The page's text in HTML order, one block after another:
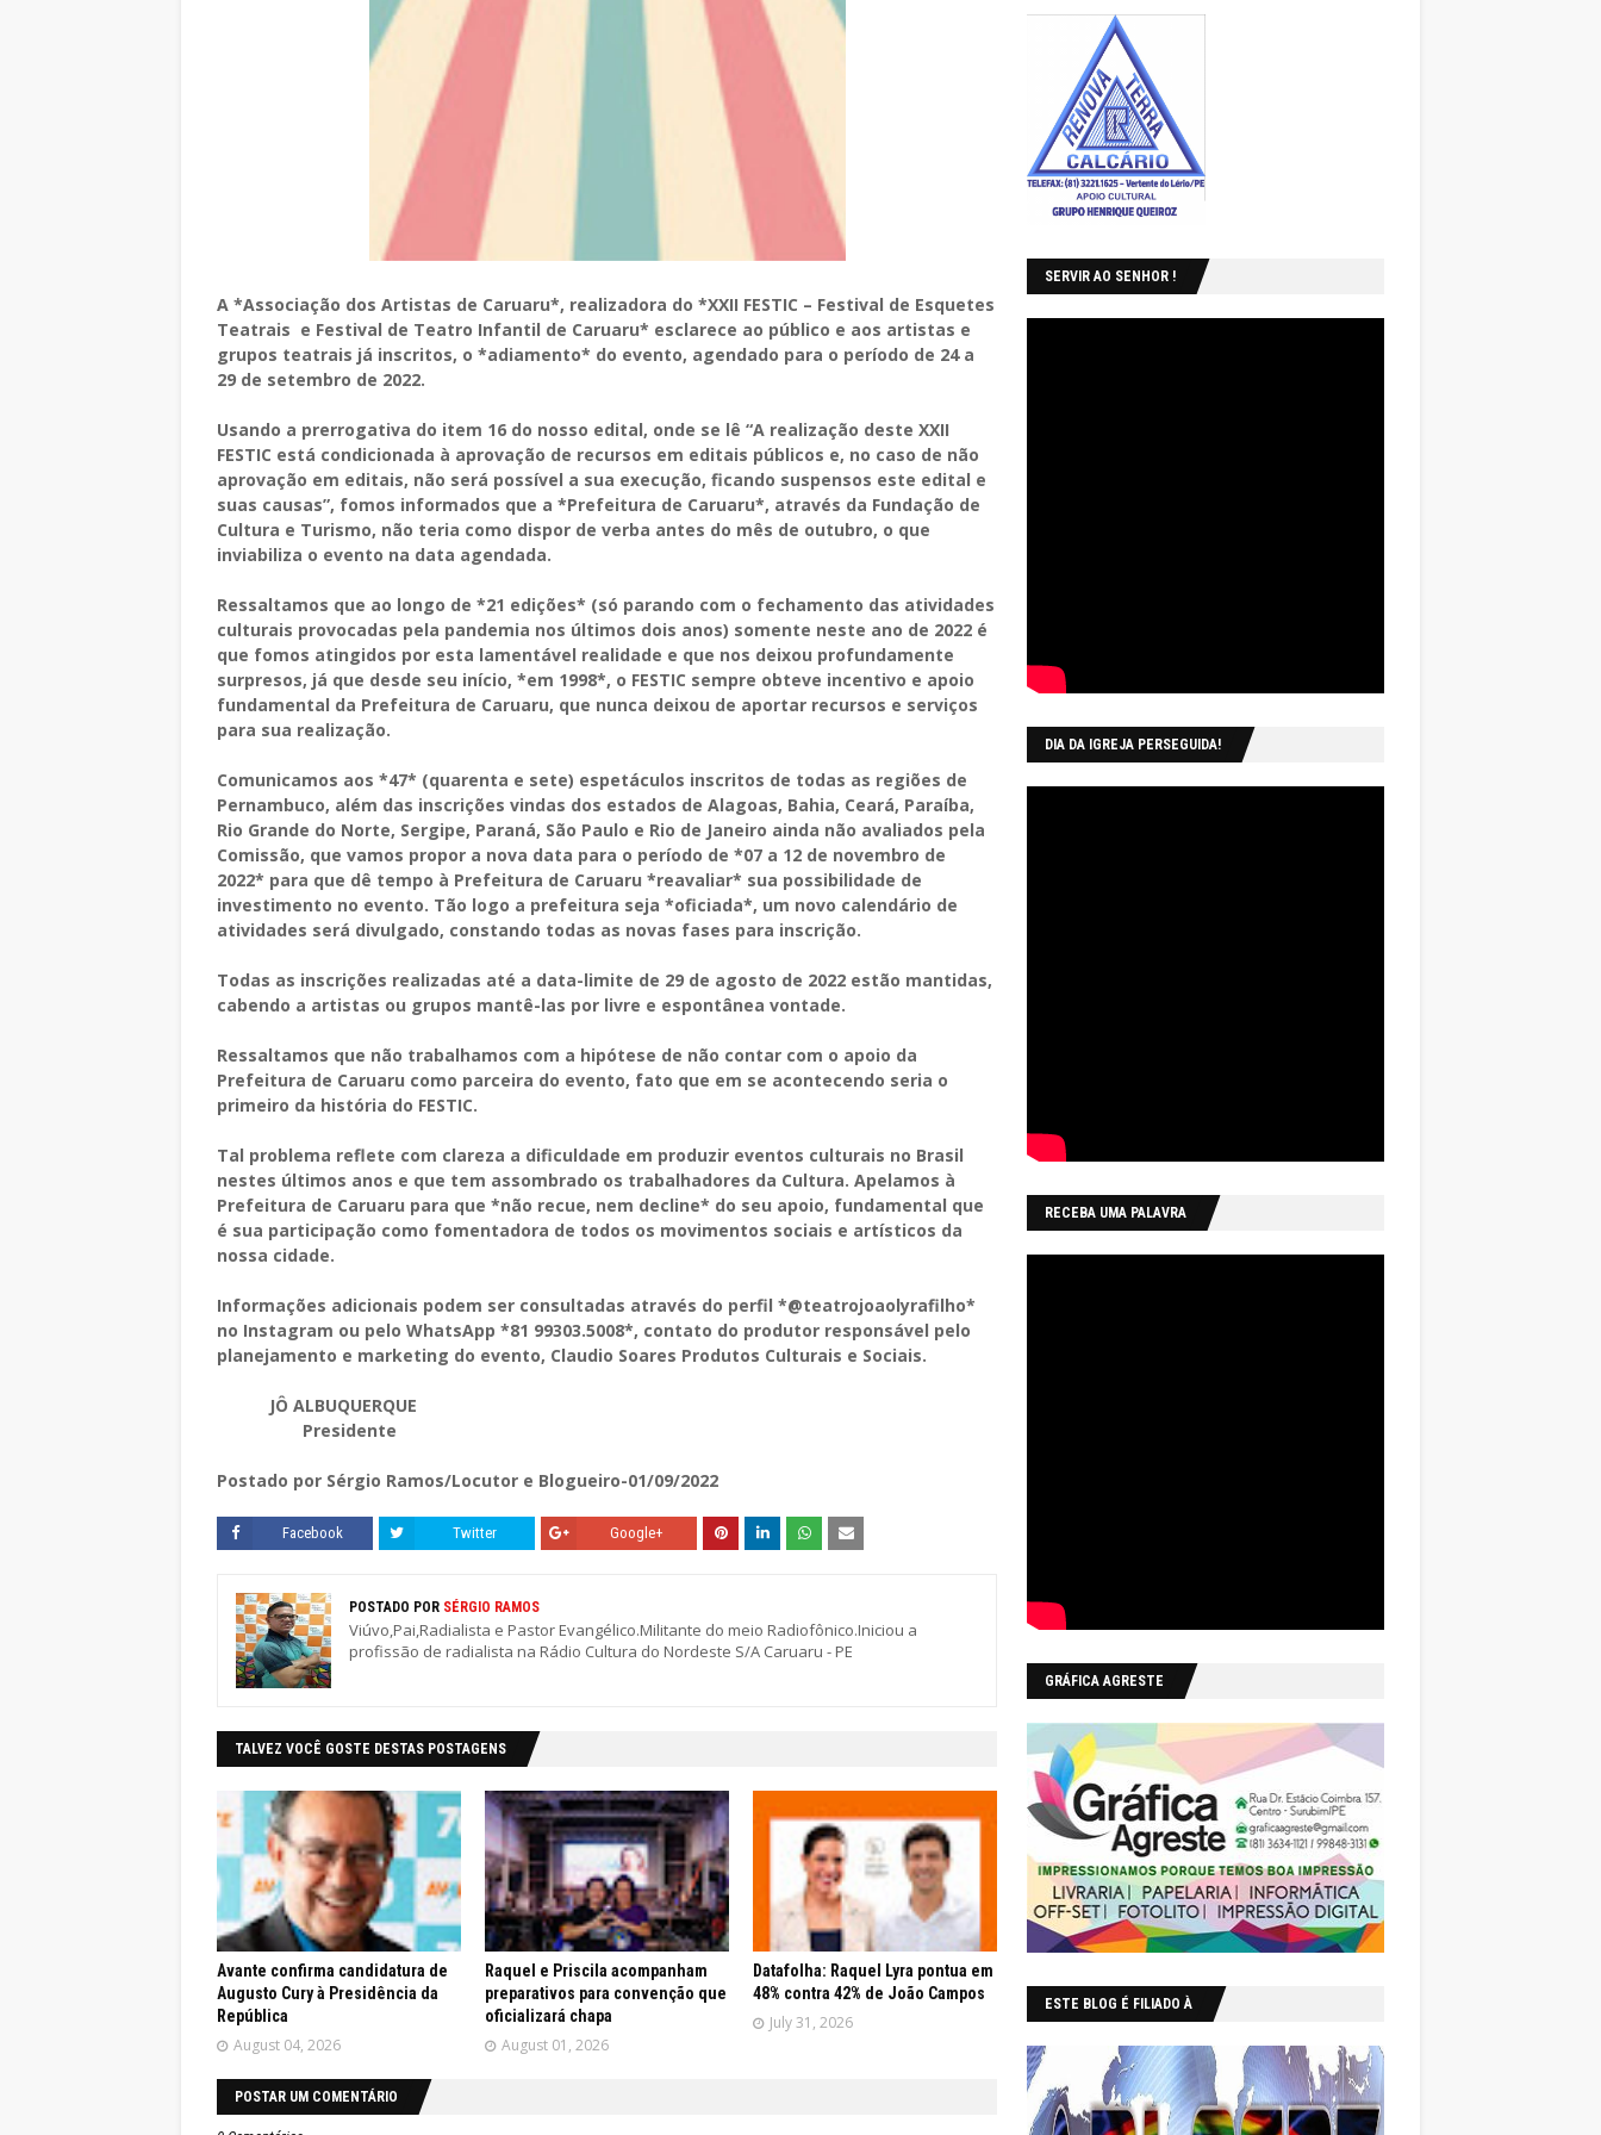
A *Associação dos Artistas de Caruaru*, realizadora do *XXII FESTIC – Festival de Esquetes
Teatrais e Festival de Teatro Infantil de Caruaru* esclarece ao público e aos artistas e
grupos teatrais já inscritos, o *adiamento* do evento, agendado para o período de 24 a
29 de setembro de 2022.
Usando a prerrogativa do item 16 do nosso edital, onde se lê “A realização deste XXII
FESTIC está condicionada à aprovação de recursos em editais públicos e, no caso de não
aprovação em editais, não será possível a sua execução, ficando suspensos este edital e
suas causas”, fomos informados que a *Prefeitura de Caruaru*, através da Fundação de
Cultura e Turismo, não teria como dispor de verba antes do mês de outubro, o que
inviabiliza o evento na data agendada.
Ressaltamos que ao longo de *21 edições* (só parando com o fechamento das atividades
culturais provocadas pela pandemia nos últimos dois anos) somente neste ano de 2022 é
que fomos atingidos por esta lamentável realidade e que nos deixou profundamente
surpresos, já que desde seu início, *em 1998*, o FESTIC sempre obteve incentivo e apoio
fundamental da Prefeitura de Caruaru, que nunca deixou de aportar recursos e serviços
para sua realização.
Comunicamos aos *47* (quarenta e sete) espetáculos inscritos de todas as regiões de
Pernambuco, além das inscrições vindas dos estados de Alagoas, Bahia, Ceará, Paraíba,
Rio Grande do Norte, Sergipe, Paraná, São Paulo e Rio de Janeiro ainda não avaliados pela
Comissão, que vamos propor a nova data para o período de *07 a 12 de novembro de
2022* para que dê tempo à Prefeitura de Caruaru *reavaliar* sua possibilidade de
investimento no evento. Tão logo a prefeitura seja *oficiada*, um novo calendário de
atividades será divulgado, constando todas as novas fases para inscrição.
Todas as inscrições realizadas até a data-limite de 29 de agosto de 2022 estão mantidas,
cabendo a artistas ou grupos mantê-las por livre e espontânea vontade.
Ressaltamos que não trabalhamos com a hipótese de não contar com o apoio da
Prefeitura de Caruaru como parceira do evento, fato que em se acontecendo seria o
primeiro da história do FESTIC.
Tal problema reflete com clareza a dificuldade em produzir eventos culturais no Brasil
nestes últimos anos e que tem assombrado os trabalhadores da Cultura. Apelamos à
Prefeitura de Caruaru para que *não recue, nem decline* do seu apoio, fundamental que
é sua participação como fomentadora de todos os movimentos sociais e artísticos da
nossa cidade.
Informações adicionais podem ser consultadas através do perfil *@teatrojoaolyrafilho*
no Instagram ou pelo WhatsApp *81 99303.5008*, contato do produtor responsável pelo
planejamento e marketing do evento, Claudio Soares Produtos Culturais e Sociais.
JÔ ALBUQUERQUE
Presidente
Postado por Sérgio Ramos/Locutor e Blogueiro-01/09/2022
Facebook Twitter Google+
POSTADO POR SÉRGIO RAMOS
Viúvo,Pai,Radialista e Pastor Evangélico.Militante do meio Radiofônico.Iniciou a
profissão de radialista na Rádio Cultura do Nordeste S/A Caruaru - PE
TALVEZ VOCÊ GOSTE DESTAS POSTAGENS
Avante confirma candidatura de
Augusto Cury à Presidência da
República
August 04, 2026
Raquel e Priscila acompanham
preparativos para convenção que
oficializará chapa
August 01, 2026
Datafolha: Raquel Lyra pontua em
48% contra 42% de João Campos
July 31, 2026
POSTAR UM COMENTÁRIO
SERVIR AO SENHOR !
DIA DA IGREJA PERSEGUIDA!
RECEBA UMA PALAVRA
GRÁFICA AGRESTE
ESTE BLOG É FILIADO À